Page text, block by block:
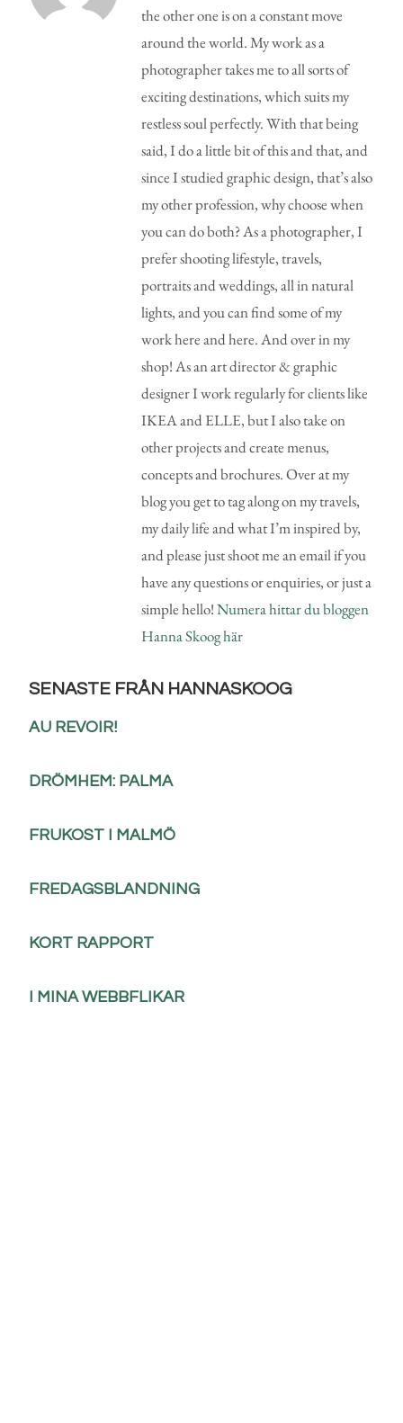
the other one is on a constant move
around the world. My work as a
photographer takes me to all sorts of
exciting destinations, which suits my
restless soul perfectly. With that being
said, I do a little bit of this and that, and
since I studied graphic design, that’s also
my other profession, why choose when
you can do both? As a photographer, I
prefer shooting lifestyle, travels,
portraits and weddings, all in natural
lights, and you can find some of my
work here and here. And over in my
shop! As an art director & graphic
designer I work regularly for clients like
IKEA and ELLE, but I also take on
other projects and create menus,
concepts and brochures. Over at my
blog you get to tag along on my travels,
my daily life and what I’m inspired by,
and please just shoot me an email if you
have any questions or enquiries, or just a
simple hello!Numera hittar du bloggen
Hanna Skoog här
SENASTE FRÅN HANNASKOOG
AU REVOIR!
DRÖMHEM: PALMA
FRUKOST I MALMÖ
FREDAGSBLANDNING
KORT RAPPORT
I MINA WEBBFLIKAR